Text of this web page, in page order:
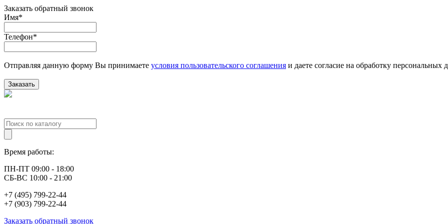
Заказать обратный звонок
Имя*
Телефон*
Отправляя данную форму Вы принимаете условия пользовательского соглашения и даете согласие на обработку персональных
Заказать
Время работы:
ПН-ПТ 09:00 - 18:00
СБ-ВС 10:00 - 21:00
+7 (495) 799-22-44
+7 (903) 799-22-44
Заказать обратный звонок